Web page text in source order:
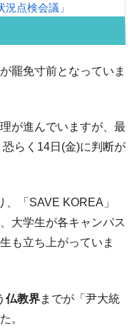
点検会議」
台」しか売れなかっ
自動供給装甲車両･珍
もある
の雇用状況が悪い。せ
雇用対策だソレ。
のか。選管がサーバ
だ」
罷免寸前となっていま
が進んでいますが、最
らく14日(金)に判断が
「SAVE KOREA」
大学生が各キャンパス
も立ち上がっていま
仏教界までが「尹大統
。